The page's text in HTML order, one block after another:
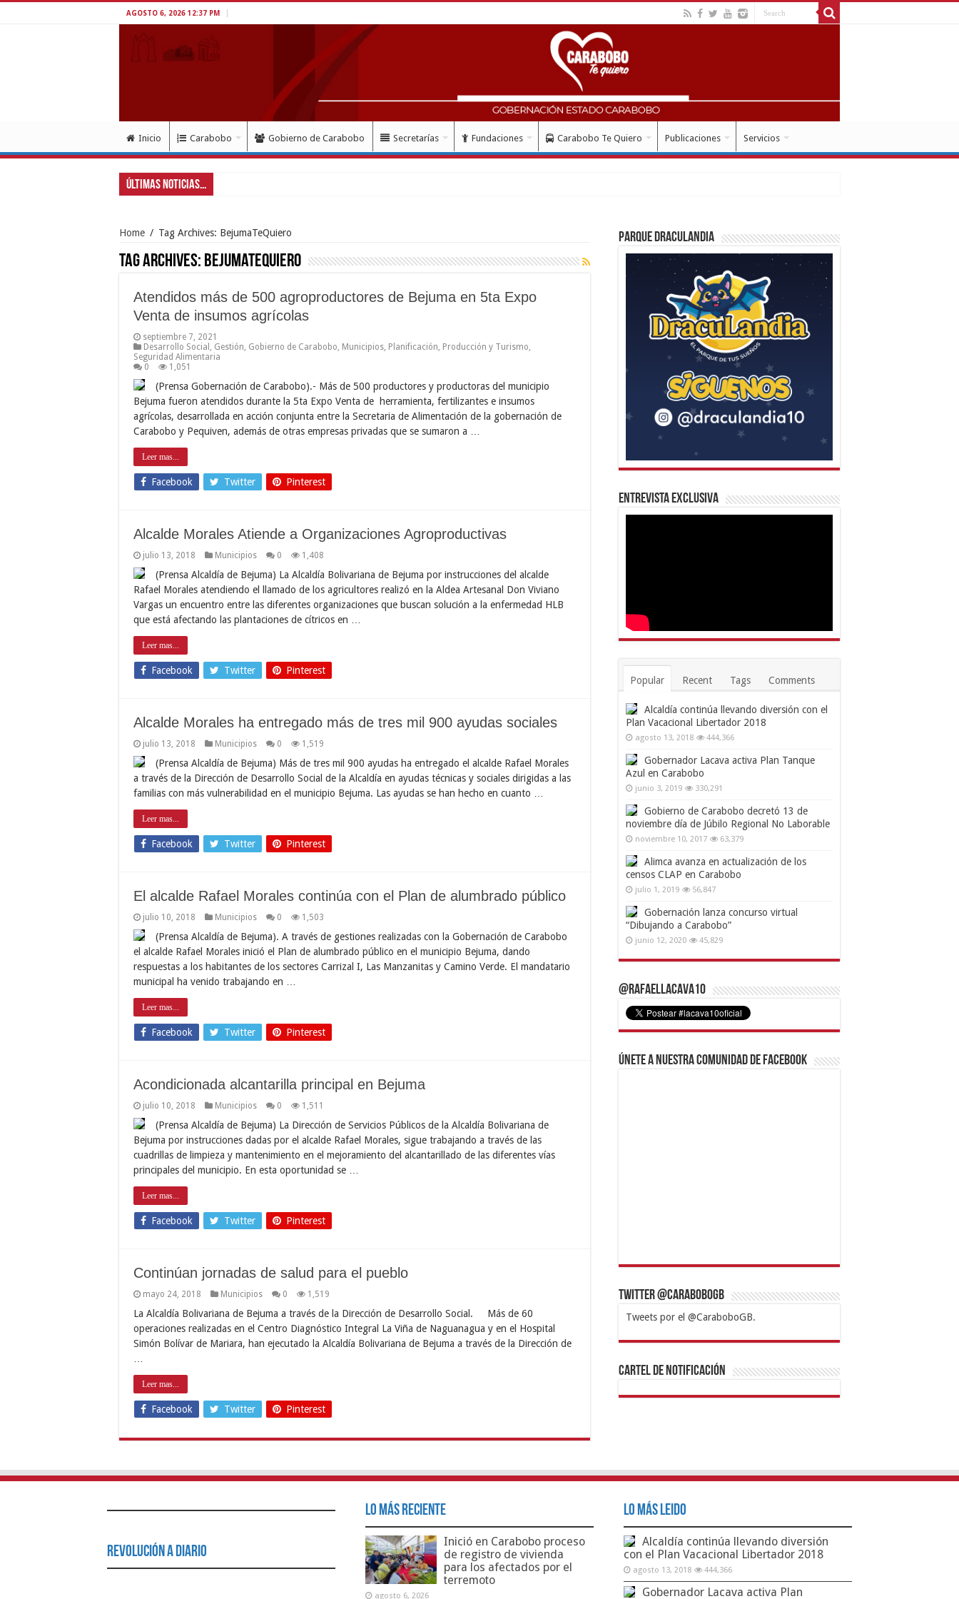
AGOSTO 6, 2026 12:37 PM
Inicio Carabobo Gobierno de Carabobo Secretarías Fundaciones Carabobo Te Quiero Publicaciones Servicios
Últimas Noticias...
Home / Tag Archives: BejumaTeQuiero
Tag Archives: BejumaTeQuiero
Atendidos más de 500 agroproductores de Bejuma en 5ta Expo
Venta de insumos agrícolas
septiembre 7, 2021
Desarrollo Social
Gestión Gobierno de Carabobo Municipios Planificación Producción y Turismo
Seguridad Alimentaria
0
1,051
(Prensa Gobernación de Carabobo).- Más de 500 productores y productoras del municipio
Bejuma fueron atendidos durante la 5ta Expo Venta de herramienta, fertilizantes e insumos
agrícolas, desarrollada en acción conjunta entre la Secretaria de Alimentación de la gobernación de
Carabobo y Pequiven, además de otras empresas privadas que se sumaron a …
Leer mas...
Facebook Twitter Pinterest
Alcalde Morales Atiende a Organizaciones Agroproductivas
julio 13, 2018 Municipios 0 1,408
(Prensa Alcaldía de Bejuma) La Alcaldía Bolivariana de Bejuma por instrucciones del alcalde
Rafael Morales atendiendo el llamado de los agricultores realizó en la Aldea Artesanal Don Viviano
Vargas un encuentro entre las diferentes organizaciones que buscan solución a la enfermedad HLB
que está afectando las plantaciones de cítricos en …
Leer mas...
Facebook Twitter Pinterest
Alcalde Morales ha entregado más de tres mil 900 ayudas sociales
julio 13, 2018 Municipios 0 1,519
(Prensa Alcaldía de Bejuma) Más de tres mil 900 ayudas ha entregado el alcalde Rafael Morales
a través de la Dirección de Desarrollo Social de la Alcaldía en ayudas técnicas y sociales dirigidas a las
familias con más vulnerabilidad en el municipio Bejuma. Las ayudas se han hecho en cuanto …
Leer mas...
Facebook Twitter Pinterest
El alcalde Rafael Morales continúa con el Plan de alumbrado público
julio 10, 2018 Municipios 0 1,503
(Prensa Alcaldía de Bejuma). A través de gestiones realizadas con la Gobernación de Carabobo
el alcalde Rafael Morales inició el Plan de alumbrado público en el municipio Bejuma, dando
respuestas a los habitantes de los sectores Carrizal I, Las Manzanitas y Camino Verde. El mandatario
municipal ha venido trabajando en …
Leer mas...
Facebook Twitter Pinterest
Acondicionada alcantarilla principal en Bejuma
julio 10, 2018 Municipios 0 1,511
(Prensa Alcaldía de Bejuma) La Dirección de Servicios Públicos de la Alcaldía Bolivariana de
Bejuma por instrucciones dadas por el alcalde Rafael Morales, sigue trabajando a través de las
cuadrillas de limpieza y mantenimiento en el mejoramiento del alcantarillado de las diferentes vías
principales del municipio. En esta oportunidad se …
Leer mas...
Facebook Twitter Pinterest
Continúan jornadas de salud para el pueblo
mayo 24, 2018 Municipios 0 1,519
La Alcaldía Bolivariana de Bejuma a través de la Dirección de Desarrollo Social. Más de 60
operaciones realizadas en el Centro Diagnóstico Integral La Viña de Naguanagua y en el Hospital
Simón Bolívar de Mariara, han ejecutado la Alcaldía Bolivariana de Bejuma a través de la Dirección de
Leer mas...
Facebook Twitter Pinterest
Parque Draculandia
Entrevista Exclusiva
Popular Recent Tags Comments
Alcaldía continúa llevando diversión con el
Plan Vacacional Libertador 2018
agosto 13, 2018 444,366
Gobernador Lacava activa Plan Tanque
Azul en Carabobo
junio 3, 2019 330,291
Gobierno de Carabobo decretó 13 de
noviembre día de Júbilo Regional No Laborable
noviembre 10, 2017 63,379
Alimca avanza en actualización de los
censos CLAP en Carabobo
julio 1, 2019 56,847
Gobernación lanza concurso virtual
“Dibujando a Carabobo”
junio 12, 2020 45,829
@RafaelLacava10
Únete a nuestra comunidad de Facebook
Twitter @CaraboboGB
Tweets por el @CaraboboGB.
1xbetBetturkeyBetistKralbetSupertotobetTipobet
https://mvbcasino.com/
Cartel de Notificación
Revolución a Diario
Lo Más Reciente
Inició en Carabobo proceso
de registro de vivienda
para los afectados por el
terremoto
agosto 6, 2026
Lo Más Leido
Alcaldía continúa llevando diversión
con el Plan Vacacional Libertador 2018
agosto 13, 2018 444,366
Gobernador Lacava activa Plan